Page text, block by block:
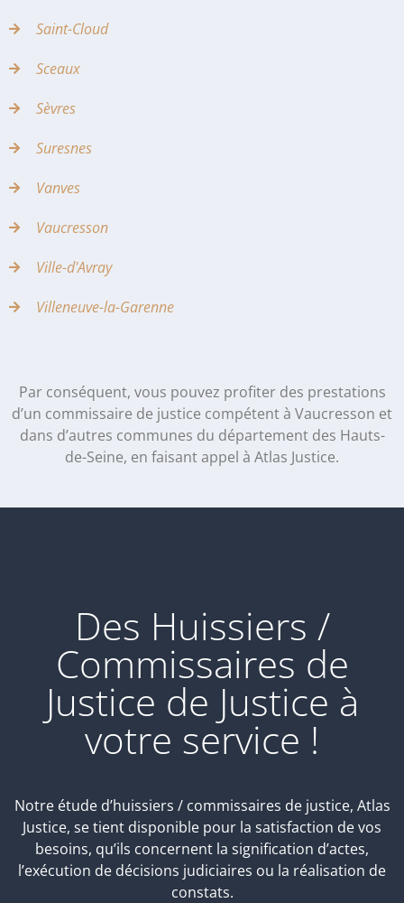
Saint-Cloud
Sceaux
Sèvres
Suresnes
Vanves
Vaucresson
Ville-d'Avray
Villeneuve-la-Garenne
Par conséquent, vous pouvez profiter des prestations
d’un commissaire de justice compétent à Vaucresson et
dans d’autres communes du département des Hauts-
de-Seine, en faisant appel à Atlas Justice.
Des Huissiers /
Commissaires de
Justice de Justice à
votre service !
Notre étude d’huissiers / commissaires de justice, Atlas
Justice, se tient disponible pour la satisfaction de vos
besoins, qu’ils concernent la signification d’actes,
l’exécution de décisions judiciaires ou la réalisation de
constats.